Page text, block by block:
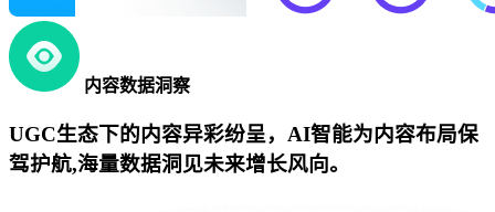
内容数据洞察
UGC生态下的内容异彩纷呈，AI智能为内容布局保
驾护航,海量数据洞见未来增长风向。